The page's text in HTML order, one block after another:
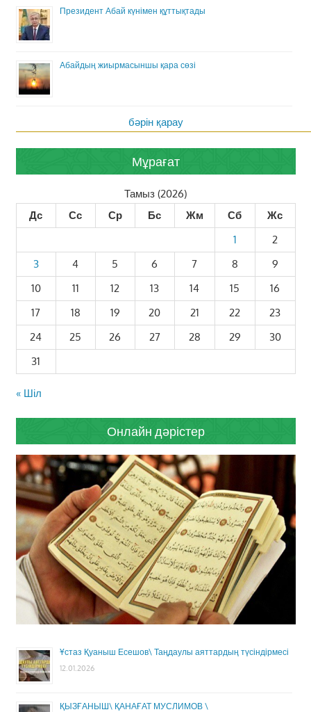
Президент Абай күнімен құттықтады
Абайдың жиырмасыншы қара сөзі
бәрін қарау
Мұрағат
Тамыз (2026)
Дс
Сс Ср Бс Жм Сб
Жс
1
2
3
4 5 6 7 8
9
10
11 12 13 14 15
16
17
18 19 20 21 22
23
24
25 26 27 28 29
30
31
« Шіл
Онлайн дәрістер
Ұстаз Қуаныш Есешов\ Таңдаулы аяттардың түсіндірмесі
12.01.2026
ҚЫЗҒАНЫШ\ ҚАНАҒАТ МУСЛИМОВ \